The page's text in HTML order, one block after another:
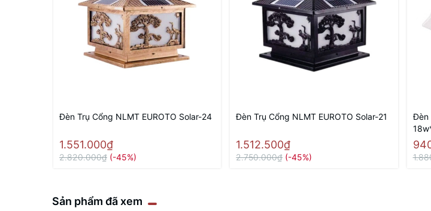
Đèn Trụ Cổng NLMT EUROTO Solar-24
1.551.000₫
2.820.000₫ (-45%)
Đèn Trụ Cổng NLMT EUROTO Solar-21
1.512.500₫
2.750.000₫ (-45%)
Đèn
Sản phẩm đã xem